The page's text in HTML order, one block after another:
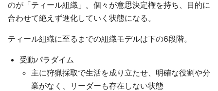
のが「ティール組織」。個々が意思決定権を持ち、目的に
合わせて絶えず進化していく状態になる。
ティール組織に至るまでの組織モデルは下の6段階。
受動パラダイム
主に狩猟採取で生活を成り立たせ、明確な役割や分
業がなく、リーダーも存在しない状態